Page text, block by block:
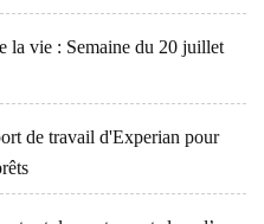
la vie : Semaine du 20 juillet
de travail d'Experian pour